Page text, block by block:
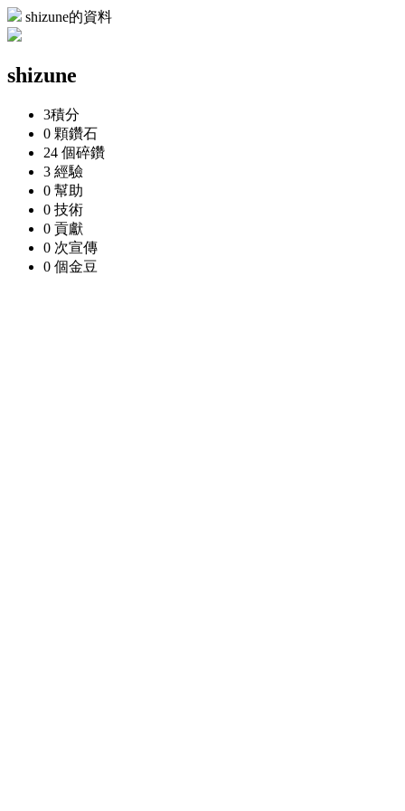
shizune的資料
shizune
3積分
0 顆鑽石
24 個碎鑽
3 經驗
0 幫助
0 技術
0 貢獻
0 次宣傳
0 個金豆